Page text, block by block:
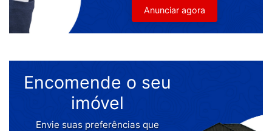
Anunciar agora
Encomende o seu
imóvel
Envie suas preferências que